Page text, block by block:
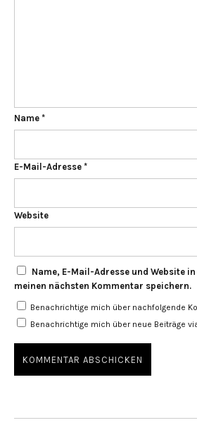
Name *
E-Mail-Adresse *
Website
Name, E-Mail-Adresse und Website
meinen nächsten Kommentar speichern.
Benachrichtige mich über nachfolgende
Benachrichtige mich über neue Beiträge